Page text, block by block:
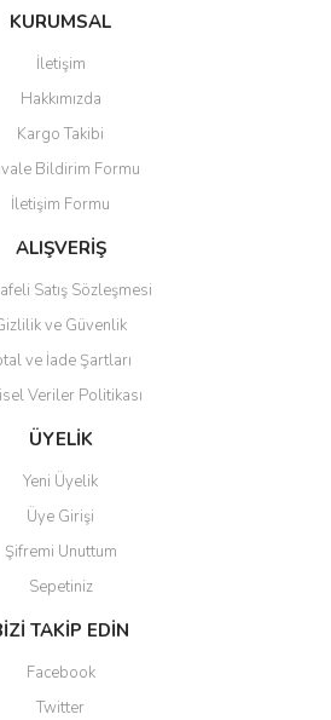
ilk yorumu siz yapın!
veya görüntülenemiyor.
bilgiler bulunuyor.
bulunuyor.
daha pahalı.
alternatifler olmalı.
Gönder
KURUMSAL
İletişim
Hakkımızda
Kargo Takibi
Bildirim Formu
İletişim Formu
ALIŞVERİŞ
Satış Sözleşmesi
ve Güvenlik
ve İade Şartları
Veriler Politikası
ÜYELİK
Yeni Üyelik
Üye Girişi
Şifremi Unuttum
Sepetiniz
TAKİP EDİN
Facebook
Twitter